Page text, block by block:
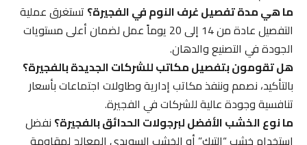
ما هي مدة تفصيل غرف النوم في الفجيرة؟تستغرق عملية
التفصيل عادة من 14 إلى 20 يوماً عمل لضمان أعلى مستويات
الجودة في التصنيع والدهان.
هل تقومون بتفصيل مكاتب للشركات الجديدة بالفجيرة؟
بالتأكيد، نصمم وننفذ مكاتب إدارية وطاولات اجتماعات بأسعار
تنافسية وجودة عالية للشركات في الفجيرة.
ما نوع الخشب الأفضل لبرجولات الحدائق بالفجيرة؟نفضل
استخدام خشب “التيك” أو الخشب السويدي المعالج لمقاومة